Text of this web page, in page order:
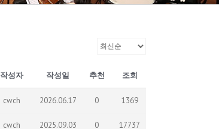
작성자 작성일 추천 조회
cwch 2026.06.17 0 1369
cwch 2025.09.03 0 17737